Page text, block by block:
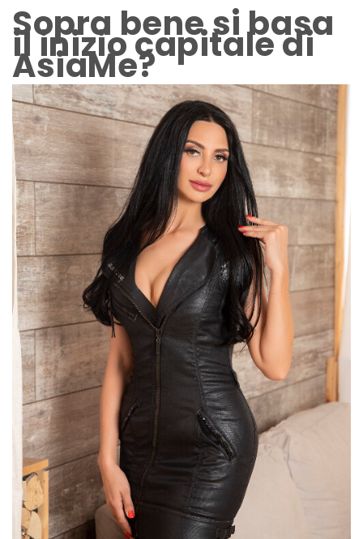
Sopra bene si basa
il inizio capitale di
AsiaMe?